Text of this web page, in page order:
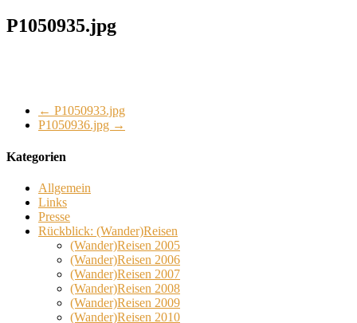
P1050935.jpg
← P1050933.jpg
P1050936.jpg →
Kategorien
Allgemein
Links
Presse
Rückblick: (Wander)Reisen
(Wander)Reisen 2005
(Wander)Reisen 2006
(Wander)Reisen 2007
(Wander)Reisen 2008
(Wander)Reisen 2009
(Wander)Reisen 2010